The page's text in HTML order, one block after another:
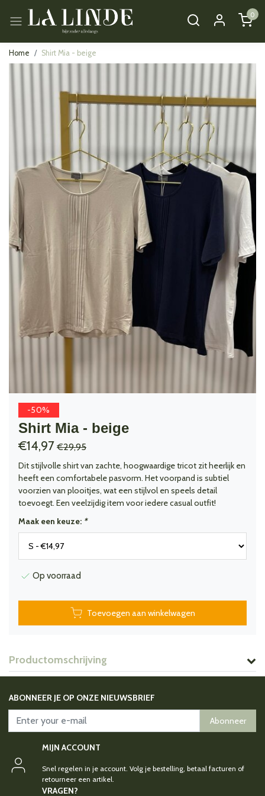
0
Home Shirt Mia - beige
-50%
Shirt Mia - beige
€14,97 €29,95
Dit stijlvolle shirt van zachte, hoogwaardige tricot zit heerlijk en
heeft een comfortabele pasvorm. Het voorpand is subtiel
voorzien van plooitjes, wat een stijlvol en speels detail
toevoegt. Een veelzijdig item voor iedere casual outfit!
Maak een keuze: *
Op voorraad
Toevoegen aan winkelwagen
Productomschrijving
ABONNEER JE OP ONZE NIEUWSBRIEF
Abonneer
MIJN ACCOUNT
Snel regelen in je account. Volg je bestelling, betaal facturen of
retourneer een artikel.
VRAGEN?